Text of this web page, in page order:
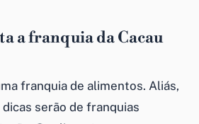
a franquia daCacau
franquia de alimentos. Aliás,
serão de franquias